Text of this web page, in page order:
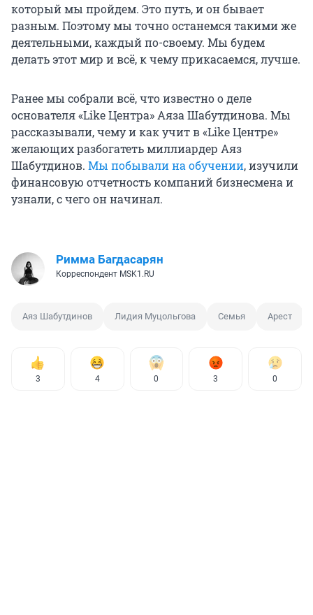
который мы пройдем. Это путь, и он бывает
разным. Поэтому мы точно останемся такими же
деятельными, каждый по-своему. Мы будем
делать этот мир и всё, к чему прикасаемся, лучше.
Ранее мы собрали всё, что известно о деле
основателя «Like Центра» Аяза Шабутдинова. Мы
рассказывали, чему и как учит в «Like Центре»
желающих разбогатеть миллиардер Аяз
Шабутдинов. Мы побывали на обучении, изучили
финансовую отчетность компаний бизнесмена и
узнали, с чего он начинал.
Римма Багдасарян
Корреспондент MSK1.RU
Аяз Шабутдинов Лидия Муцольгова Семья Арест
3 4 0 3 0